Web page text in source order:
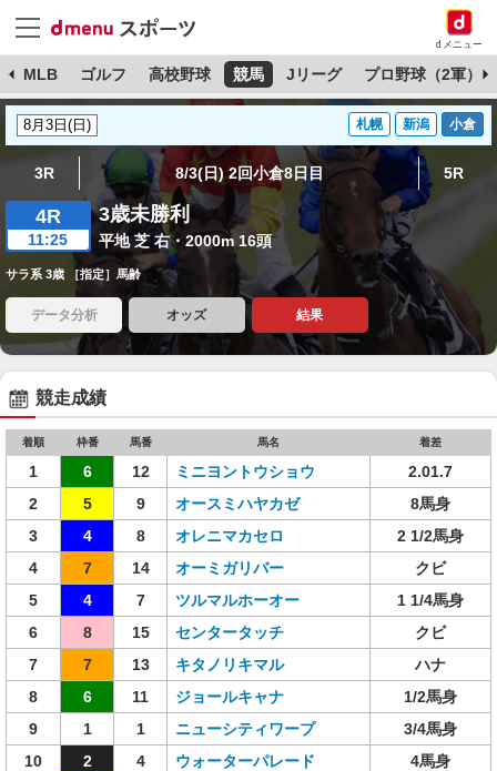
dメニュー
MLB ゴルフ 高校野球 競馬 Jリーグ プロ野球（2軍）
札幌 新潟 小倉
3R 8/3(日) 2回小倉8日目 5R
4R
11:25
3歳未勝利
平地 芝 右・2000m 16頭
サラ系 3歳 ［指定］馬齢
データ分析 オッズ 結果
競走成績
着順 枠番 馬番 馬名 着差
1 6 12 ミニヨントウショウ
2.01.7
2
5 9 オースミハヤカゼ
8馬身
3
4 8 オレニマカセロ
2 1/2馬身
4
7 14 オーミガリバー
クビ
5
4 7 ツルマルホーオー
1 1/4馬身
6
8 15 センタータッチ
クビ
7
7 13 キタノリキマル
ハナ
8
6 11 ジョールキャナ
1/2馬身
9
1 1 ニューシティワープ
3/4馬身
10
2 4 ウォーターパレード
4馬身